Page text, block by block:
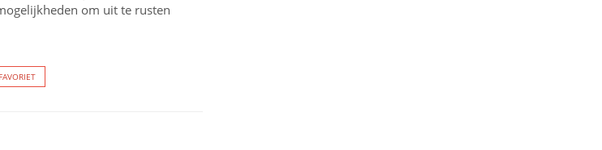
om uit te rusten
FAVORIET